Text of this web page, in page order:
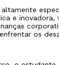
e inovadora,
os